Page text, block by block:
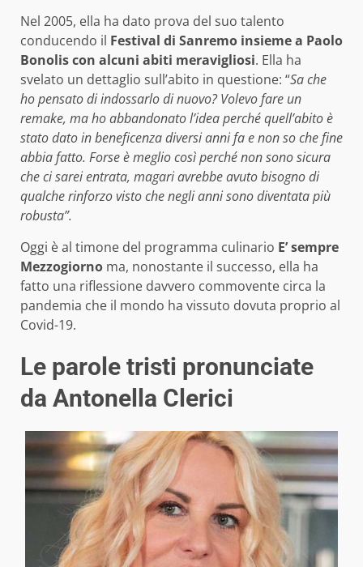
Nel 2005, ella ha dato prova del suo talento
conducendo il Festival di Sanremo insieme a Paolo
Bonolis con alcuni abiti meravigliosi. Ella ha
svelato un dettaglio sull’abito in questione: “Sa che
ho pensato di indossarlo di nuovo? Volevo fare un
remake, ma ho abbandonato l’idea perché quell’abito è
stato dato in beneficenza diversi anni fa e non so che fine
abbia fatto. Forse è meglio così perché non sono sicura
che ci sarei entrata, magari avrebbe avuto bisogno di
qualche rinforzo visto che negli anni sono diventata più
robusta”.
Oggi è al timone del programma culinario E’ sempre
Mezzogiorno ma, nonostante il successo, ella ha
fatto una riflessione davvero commovente circa la
pandemia che il mondo ha vissuto dovuta proprio al
Covid-19.
Le parole tristi pronunciate
da Antonella Clerici